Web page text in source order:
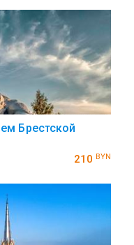
Брестской
210 BYN